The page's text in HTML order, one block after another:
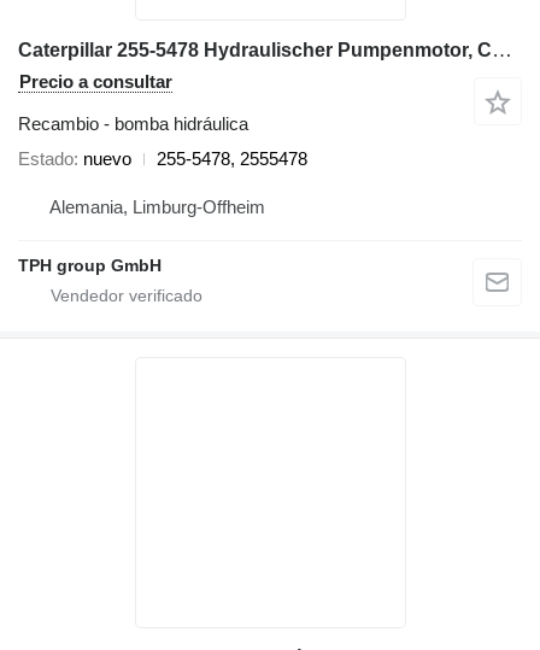
Caterpillar 255-5478 Hydraulischer Pumpenmotor, CAT 777F, 2555478 bomba hidráulica para Caterpillar 777F volquete rígido
Precio a consultar
Recambio - bomba hidráulica
Estado nuevo 255-5478, 2555478
Alemania, Limburg-Offheim
TPH group GmbH